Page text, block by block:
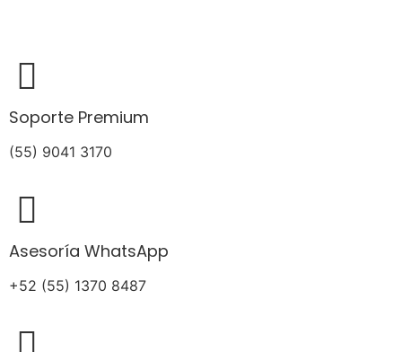
Soporte Premium
(55) 9041 3170
Asesoría WhatsApp
+52 (55) 1370 8487